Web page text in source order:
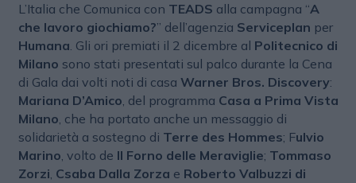
L’Italia che Comunica con TEADS alla campagna “A
che lavoro giochiamo?” dell’agenzia Serviceplan per
Humana. Gli ori premiati il 2 dicembre al Politecnico di
Milano sono stati presentati sul palco durante la Cena
di Gala dai volti noti di casa Warner Bros. Discovery:
Mariana D’Amico, del programma Casa a Prima Vista
Milano, che ha portato anche un messaggio di
solidarietà a sostegno di Terre des Hommes; Fulvio
Marino, volto de Il Forno delle Meraviglie; Tommaso
Zorzi, Csaba Dalla Zorza e Roberto Valbuzzi di